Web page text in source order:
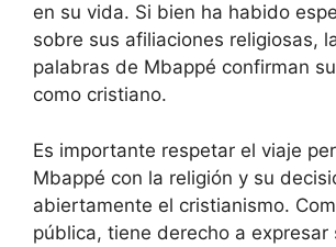
en su vida. Si bien ha habido
sobre sus afiliaciones religiosas,
palabras de Mbappé confirman
como cristiano.
Es importante respetar el viaje
Mbappé con la religión y su
abiertamente el cristianismo.
pública, tiene derecho a expresar